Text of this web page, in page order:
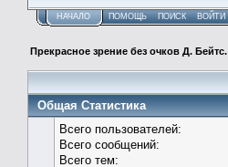
НАЧАЛО ПОМОЩЬ ПОИСК ВОЙТИ
Прекрасное зрение без очков Д. Бейтс.
Общая Статистика
Всего пользователей:
Всего сообщений:
Всего тем: